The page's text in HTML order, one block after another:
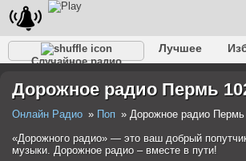
Случайное радио
Лучшее
Разговорное
Рэп Транс Дип-
Дорожное радио Пермь
Онлайн Радио Поп
Дорожное радио Пермь
«Дорожного радио» — это ваш добрый
музыки. Дорожное радио – вместе в пути!